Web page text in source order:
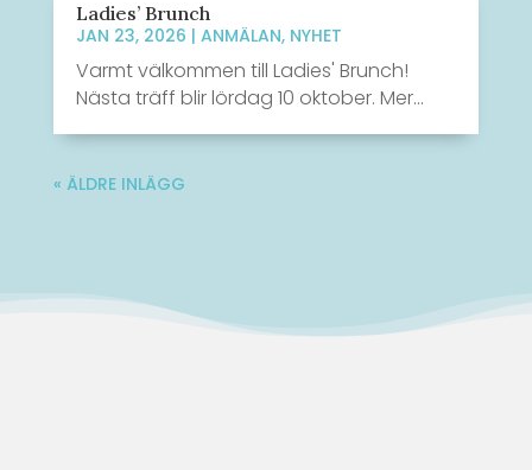
Ladies’ Brunch
JAN 23, 2026 | ANMÄLAN, NYHET
Varmt välkommen till Ladies' Brunch!
Nästa träff blir lördag 10 oktober. Mer...
« ÄLDRE INLÄGG